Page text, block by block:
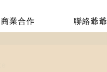
商業合作 聯絡爺爺